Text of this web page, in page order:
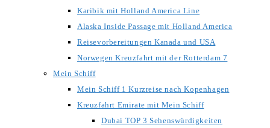
Karibik mit Holland America Line
Alaska Inside Passage mit Holland America
Reisevorbereitungen Kanada und USA
Norwegen Kreuzfahrt mit der Rotterdam 7
Mein Schiff
Mein Schiff 1 Kurzreise nach Kopenhagen
Kreuzfahrt Emirate mit Mein Schiff
Dubai TOP 3 Sehenswürdigkeiten